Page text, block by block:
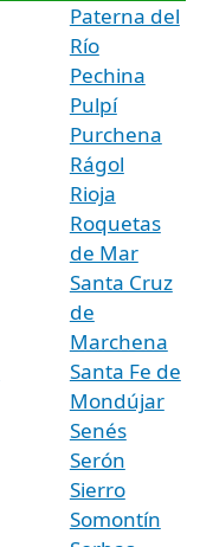
Paterna del
Río
Pechina
Pulpí
Purchena
Rágol
Rioja
Roquetas
de Mar
Santa Cruz
de
Marchena
Santa Fe de
Mondújar
Senés
Serón
Sierro
Somontín